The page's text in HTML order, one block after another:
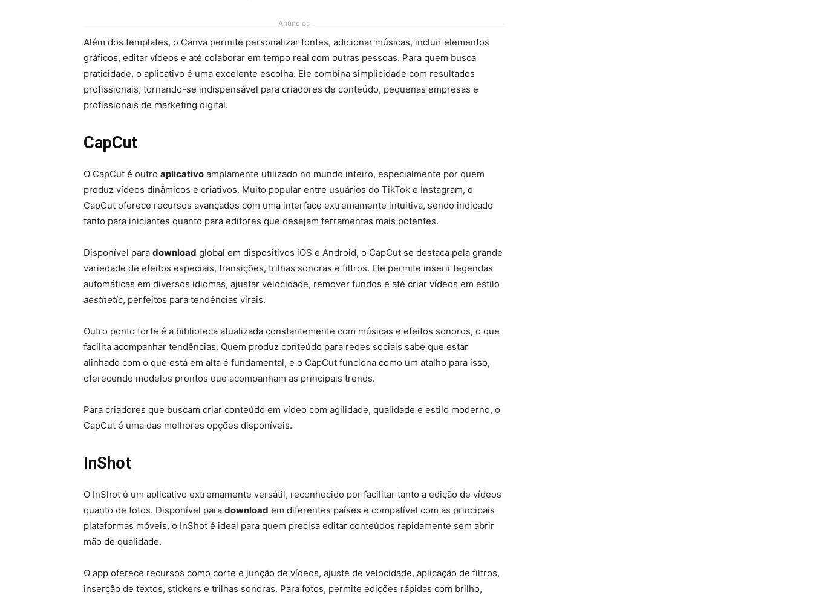
Anúncios
Além dos templates, o Canva permite personalizar fontes, adicionar músicas, incluir elementos
gráficos, editar vídeos e até colaborar em tempo real com outras pessoas. Para quem busca
praticidade, o aplicativo é uma excelente escolha. Ele combina simplicidade com resultados
profissionais, tornando-se indispensável para criadores de conteúdo, pequenas empresas e
profissionais de marketing digital.
CapCut
O CapCut é outro aplicativo amplamente utilizado no mundo inteiro, especialmente por quem
produz vídeos dinâmicos e criativos. Muito popular entre usuários do TikTok e Instagram, o
CapCut oferece recursos avançados com uma interface extremamente intuitiva, sendo indicado
tanto para iniciantes quanto para editores que desejam ferramentas mais potentes.
Disponível para download global em dispositivos iOS e Android, o CapCut se destaca pela grande
variedade de efeitos especiais, transições, trilhas sonoras e filtros. Ele permite inserir legendas
automáticas em diversos idiomas, ajustar velocidade, remover fundos e até criar vídeos em estilo
aesthetic, perfeitos para tendências virais.
Outro ponto forte é a biblioteca atualizada constantemente com músicas e efeitos sonoros, o que
facilita acompanhar tendências. Quem produz conteúdo para redes sociais sabe que estar
alinhado com o que está em alta é fundamental, e o CapCut funciona como um atalho para isso,
oferecendo modelos prontos que acompanham as principais trends.
Para criadores que buscam criar conteúdo em vídeo com agilidade, qualidade e estilo moderno, o
CapCut é uma das melhores opções disponíveis.
InShot
O InShot é um aplicativo extremamente versátil, reconhecido por facilitar tanto a edição de vídeos
quanto de fotos. Disponível para download em diferentes países e compatível com as principais
plataformas móveis, o InShot é ideal para quem precisa editar conteúdos rapidamente sem abrir
mão de qualidade.
O app oferece recursos como corte e junção de vídeos, ajuste de velocidade, aplicação de filtros,
inserção de textos, stickers e trilhas sonoras. Para fotos, permite edições rápidas com brilho,